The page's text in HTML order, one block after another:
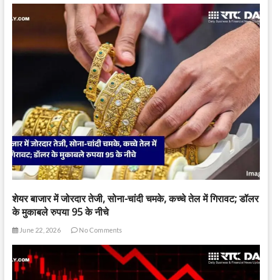
शेयर बाजार में जोरदार तेजी, सोना-चांदी चमके, कच्चे तेल में गिरावट; डॉलर
के मुकाबले रुपया 95 के नीचे
June 22, 2026 No Comments